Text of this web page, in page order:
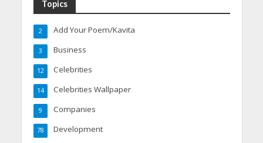
Topics
Add Your Poem/Kavita
2
Business
3
Celebrities
12
Celebrities Wallpaper
14
Companies
9
Development
78